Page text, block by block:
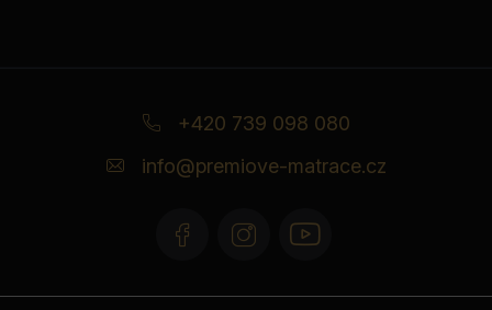
+420 739 098 080
info@premiove-matrace.cz